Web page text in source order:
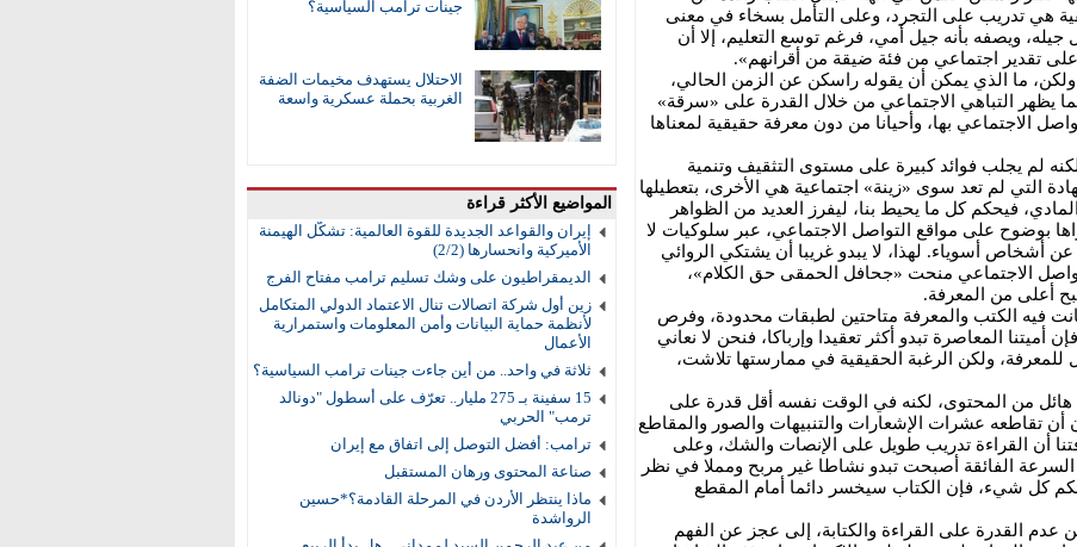
جينات ترامب السياسية؟
الاحتلال يستهدف مخيمات الضفة
الغربية بحملة عسكرية واسعة
المواضيع الأكثر قراءة
إيران والقواعد الجديدة للقوة العالمية: تشكُّل الهيمنة
الأميركية وانحسارها (2/2)
الديمقراطيون على وشك تسليم ترامب مفتاح الفرج
زين أول شركة اتصالات تنال الاعتماد الدولي المتكامل
لأنظمة حماية البيانات وأمن المعلومات واستمرارية
الأعمال
ثلاثة في واحد.. من أين جاءت جينات ترامب السياسية؟
15 سفينة بـ 275 مليار.. تعرّف على أسطول "دونالد
ترمب" الحربي
ترامب: أفضل التوصل إلى اتفاق مع إيران
صناعة المحتوى ورهان المستقبل
ماذا ينتظر الأردن في المرحلة القادمة؟*حسين
الرواشدة
هي تدريب على التجرد، وعلى التأمل بسخاء في معنى
ويصفه بأنه جيل أمي، فرغم توسع التعليم، إلا أن
تقدير اجتماعي من فئة ضيقة من أقرانهم».
ولكن، ما الذي يمكن أن يقوله راسكن عن الزمن الحالي،
يظهر التباهي الاجتماعي من خلال القدرة على «سرقة»
الاجتماعي بها، وأحيانا من دون معرفة حقيقية لمعناها
لم يجلب فوائد كبيرة على مستوى التثقيف وتنمية
التي لم تعد سوى «زينة» اجتماعية هي الأخرى، بتعطيلها
فيحكم كل ما يحيط بنا، ليفرز العديد من الظواهر
بوضوح على مواقع التواصل الاجتماعي، عبر سلوكيات لا
أشخاص أسوياء. لهذا، لا يبدو غريبا أن يشتكي الروائي
الاجتماعي منحت «جحافل الحمقى حق الكلام»،
أعلى من المعرفة.
فيه الكتب والمعرفة متاحتين لطبقات محدودة، وفرص
أميتنا المعاصرة تبدو أكثر تعقيدا وإرباكا، فنحن لا نعاني
ولكن الرغبة الحقيقية في ممارستها تلاشت،
من المحتوى، لكنه في الوقت نفسه أقل قدرة على
أن تقاطعه عشرات الإشعارات والتنبيهات والصور والمقاطع
أن القراءة تدريب طويل على الإنصات والشك، وعلى
السرعة الفائقة أصبحت تبدو نشاطا غير مربح ومملا في نظر
كل شيء، فإن الكتاب سيخسر دائما أمام المقطع
عدم القدرة على القراءة والكتابة، إلى عجز عن الفهم